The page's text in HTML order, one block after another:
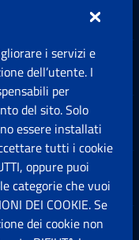
i servizi e
dell’utente. I
per
del sito. Solo
essere installati
tutti i cookie
oppure puoi
categorie che vuoi
DEI COOKIE. Se
dei cookie non